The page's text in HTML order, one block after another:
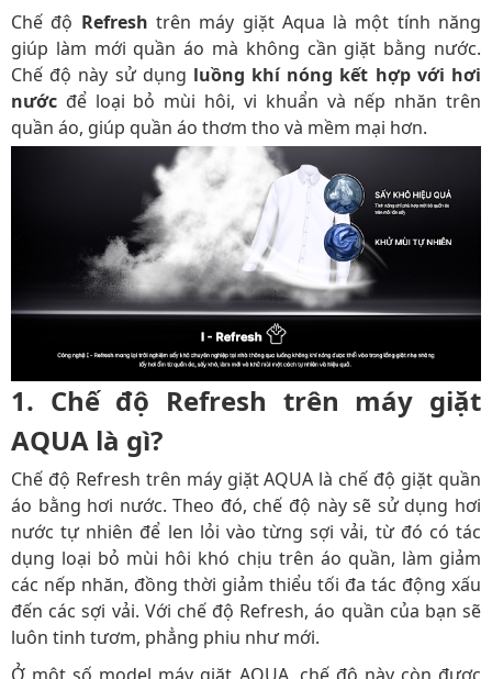
Chế độ Refresh trên máy giặt Aqua là một tính năng
giúp làm mới quần áo mà không cần giặt bằng nước.
Chế độ này sử dụng luồng khí nóng kết hợp với hơi
nước để loại bỏ mùi hôi, vi khuẩn và nếp nhăn trên
quần áo, giúp quần áo thơm tho và mềm mại hơn.
1. Chế độ Refresh trên máy giặt
AQUA là gì?
Chế độ Refresh trên máy giặt AQUA là chế độ giặt quần
áo bằng hơi nước. Theo đó, chế độ này sẽ sử dụng hơi
nước tự nhiên để len lỏi vào từng sợi vải, từ đó có tác
dụng loại bỏ mùi hôi khó chịu trên áo quần, làm giảm
các nếp nhăn, đồng thời giảm thiểu tối đa tác động xấu
đến các sợi vải. Với chế độ Refresh, áo quần của bạn sẽ
luôn tinh tươm, phẳng phiu như mới.